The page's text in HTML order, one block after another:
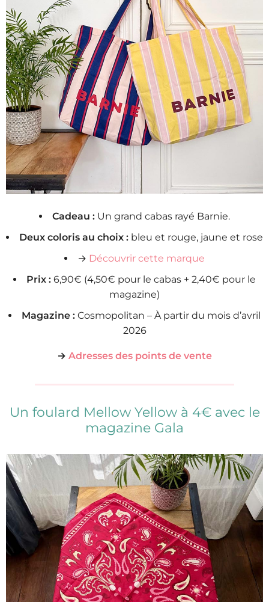
Cadeau : Un grand cabas rayé Barnie.
Deux coloris au choix : bleu et rouge, jaune et rose
→ Découvrir cette marque
Prix : 6,90€ (4,50€ pour le cabas + 2,40€ pour le
magazine)
Magazine : Cosmopolitan – À partir du mois d’avril
2026
→ Adresses des points de vente
Un foulard Mellow Yellow à 4€ avec le
magazine Gala